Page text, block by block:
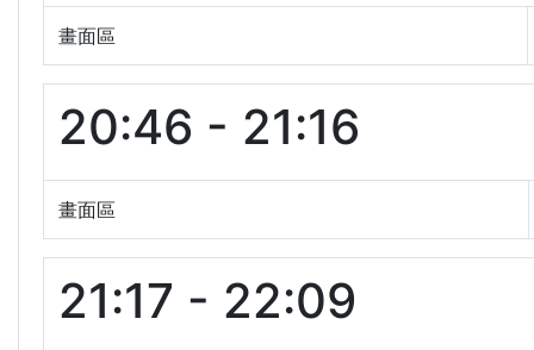
畫面區
20:46 - 21:16
畫面區
21:17 - 22:09